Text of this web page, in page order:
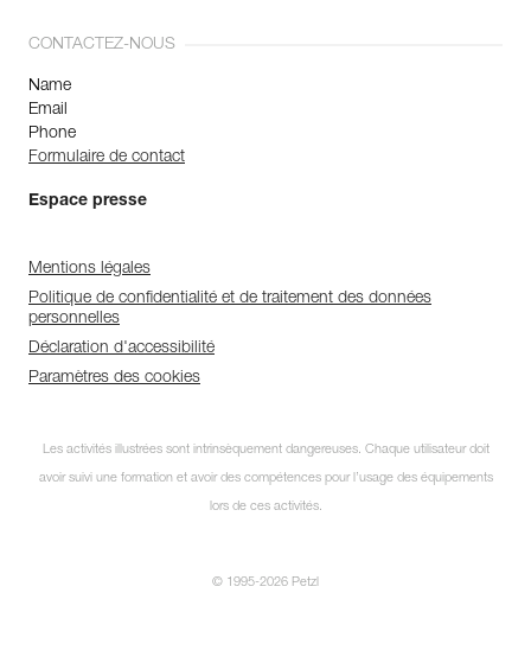
CONTACTEZ-NOUS
Name
Email
Phone
Formulaire de contact
Espace presse
Mentions légales
Politique de confidentialité et de traitement des données
personnelles
Déclaration d'accessibilité
Paramètres des cookies
Les activités illustrées sont intrinsèquement dangereuses. Chaque utilisateur doit
avoir suivi une formation et avoir des compétences pour l’usage des équipements
lors de ces activités.
© 1995-2026 Petzl